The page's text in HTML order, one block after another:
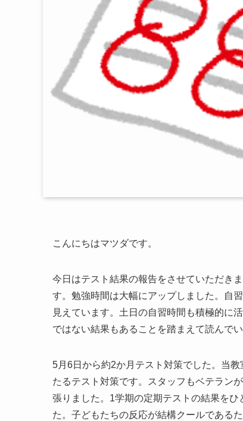
こんにちはマツダです。
今日はテスト結果の報告をさせていただき
す。勉強時間は大幅にアップしました。自
見えています。土日の自習時間も積極的に
ではない結果もあることを踏まえて読んで
5月6日から約2か月テスト対策でした。当
たるテスト対策です。スタッフもベテラン
張りました。1学期の定期テストの結果を
た。子どもたちの反応が結構クールである